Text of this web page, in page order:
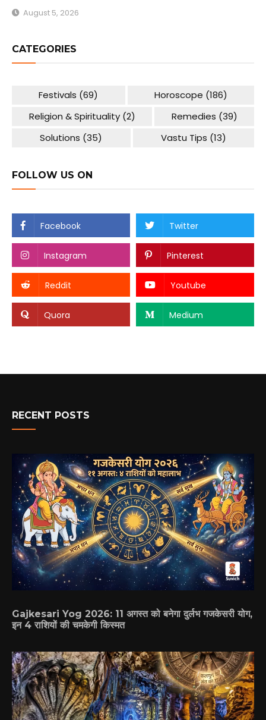
August 5, 2026
CATEGORIES
Festivals (69) Horoscope (186)
Religion & Spirituality(2) Remedies (39)
Solutions (35) Vastu Tips (13)
FOLLOW US ON
Facebook Twitter
Instagram Pinterest
Reddit Youtube
Quora Medium
RECENT POSTS
Gajkesari Yog 2026: 11 अगस्त को बनेगा दुर्लभ गजकेसरी योग,
इन 4 राशियों की चमकेगी किस्मत